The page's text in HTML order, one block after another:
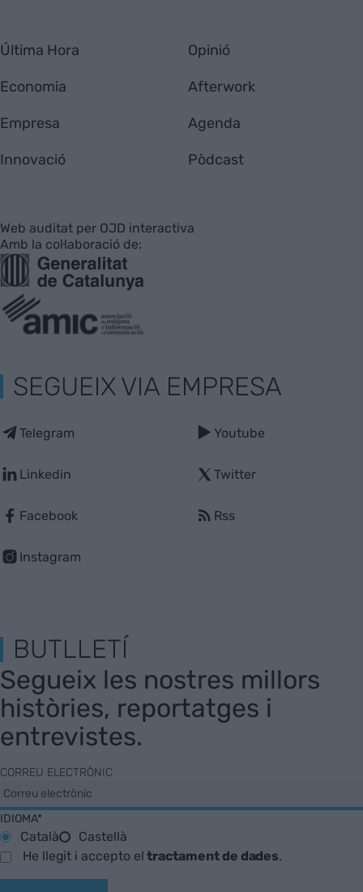
Última Hora
Economia
Empresa
Innovació
Opinió
Afterwork
Agenda
Pòdcast
Web auditat per OJD interactiva
Amb la col·laboració de:
SEGUEIX VIA EMPRESA
Telegram
Linkedin
Facebook
Instagram
Youtube
Twitter
Rss
BUTLLETÍ
Segueix les nostres millors
històries, reportatges i
entrevistes.
CORREU ELECTRÒNIC
IDIOMA*
Català
Castellà
He llegit i accepto eltractament de dades.